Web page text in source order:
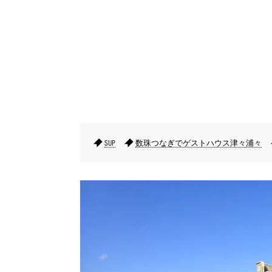
SUP 数珠つなぎでゲストハウス津々浦々